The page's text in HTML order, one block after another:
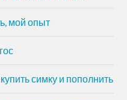
мой опыт
симку и пополнить